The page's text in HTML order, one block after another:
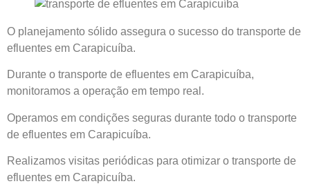
O planejamento sólido assegura o sucesso do transporte de
efluentes em Carapicuíba.
Durante o transporte de efluentes em Carapicuíba,
monitoramos a operação em tempo real.
Operamos em condições seguras durante todo o transporte
de efluentes em Carapicuíba.
Realizamos visitas periódicas para otimizar o transporte de
efluentes em Carapicuíba.